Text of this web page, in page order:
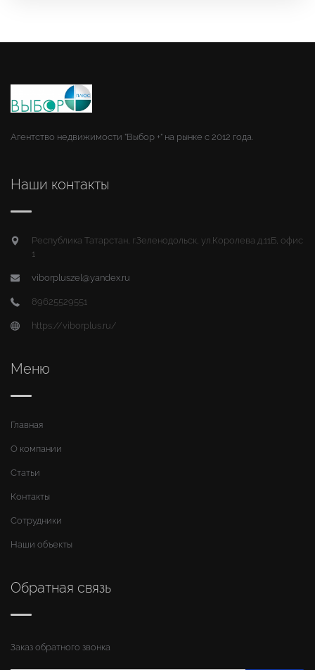
Агентство недвижимости "Выбор +" на рынке с 2012 года.
Наши контакты
Республика Татарстан, г.Зеленодольск, ул.Королева д.11Б, офис
1
viborpluszel@yandex.ru
89625529551
https://viborplus.ru/
Меню
Главная
О компании
Статьи
Контакты
Сотрудники
Наши объекты
Обратная связь
Заказ обратного звонка